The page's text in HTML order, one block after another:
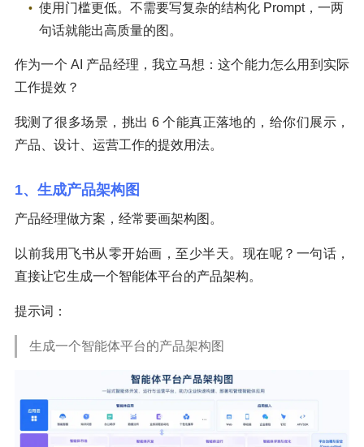
使用门槛更低。不需要写复杂的结构化 Prompt，一两
句话就能出高质量的图。
作为一个 AI 产品经理，我立马想：这个能力怎么用到实际
工作提效？
我测了很多场景，挑出 6 个能真正落地的，给你们展示，
产品、设计、运营工作的提效用法。
1、生成产品架构图
产品经理做方案，经常要画架构图。
以前我用飞书从零开始画，至少半天。现在呢？一句话，
直接让它生成一个智能体平台的产品架构。
提示词：
生成一个智能体平台的产品架构图